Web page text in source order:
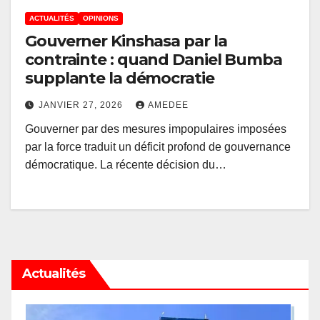
ACTUALITÉS OPINIONS
Gouverner Kinshasa par la
contrainte : quand Daniel Bumba
supplante la démocratie
JANVIER 27, 2026 AMEDEE
Gouverner par des mesures impopulaires imposées
par la force traduit un déficit profond de gouvernance
démocratique. La récente décision du…
Actualités